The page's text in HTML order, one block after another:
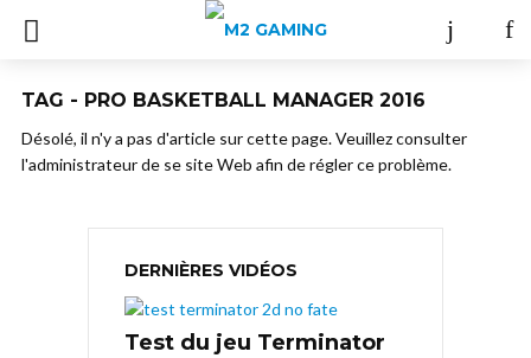
TAG - PRO BASKETBALL MANAGER 2016
Désolé, il n'y a pas d'article sur cette page. Veuillez consulter
l'administrateur de se site Web afin de régler ce problème.
DERNIÈRES VIDÉOS
Test du jeu Terminator